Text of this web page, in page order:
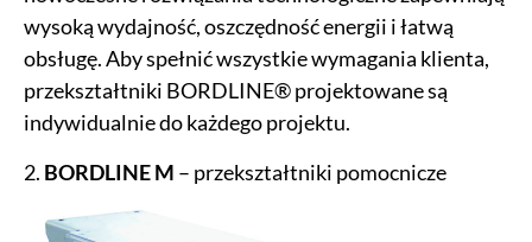
wysoką wydajność, oszczędność energii i łatwą
obsługę. Aby spełnić wszystkie wymagania klienta,
przekształtniki BORDLINE® projektowane są
indywidualnie do każdego projektu.
2. BORDLINE M – przekształtniki pomocnicze